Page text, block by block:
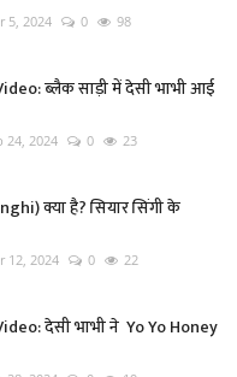
5, 2024 0 98
ब्लैक साड़ी में देसी भाभी आई
24, 2024 0 23
क्या है? सियार सिंगी के
12, 2024 0 22
देसी भाभी ने Yo Yo Honey